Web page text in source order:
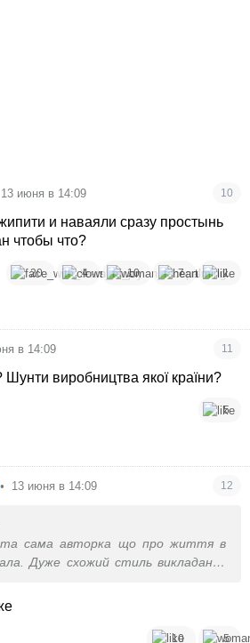
13 июня в 14:09 10
и наваяли сразу простынь
чтобы что?
20 4 10 7 1
в 14:09 11
Шунти виробництва якої країни?
5
• 13 июня в 14:09 12
сама авторка що про життя в
Дуже схожий стиль викладання
10 5